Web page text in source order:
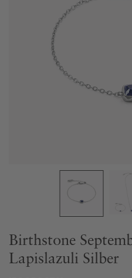
Birthstone
Lapislazuli Silber